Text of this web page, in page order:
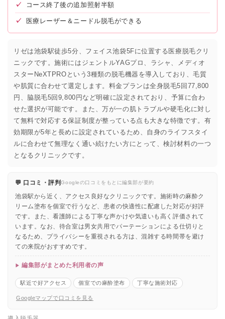
✓ コース終了後の追加照射半額
✓ 医療レーザー＆ニードル脱毛ができる
リゼは池袋駅徒歩5分、フェイス池袋5Fに位置する医療脱毛クリ
ニックです。施術にはジェントルYAGプロ、ラシャ、メディオ
スターNeXTPROという3種類の脱毛機器を導入しており、毛質
や肌質に合わせて選定します。料金プランは全身脱毛5回77,800
円、脇脱毛5回9,800円など明確に設定されており、予算に合わ
せた選択が可能です。また、万が一の肌トラブルや硬毛化に対し
て無料で対応する保証制度が整っている点も大きな特徴です。有
効期限が5年と長めに設定されているため、自身のライフスタイ
ルに合わせて無理なく通い続けたい方にとって、検討材料の一つ
となるクリニックです。
💬 口コミ・評判Googleの口コミをもとに編集部が要約
池袋駅から近く、アクセス良好なクリニックです。施術時の麻酔ク
リーム塗布を個室で行うなど、患者の快適性に配慮した対応が好評
です。また、看護師による丁寧な声かけや気遣いも高く評価されて
います。なお、待合室は男女共用でパーテーションによる仕切りと
なるため、プライバシーを重視される方は、混雑する時間帯を避け
ての来院がおすすめです。
編集部がまとめた利用者の声
駅近で好アクセス 個室での麻酔塗布 丁寧な施術対応
Googleマップで口コミを見る